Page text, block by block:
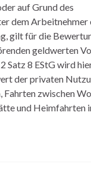
auf Grund des
dem Arbeitnehmer
gilt für die
geldwerten
Satz 8 EStG wird
der privaten
zwischen
und Heimfahrten